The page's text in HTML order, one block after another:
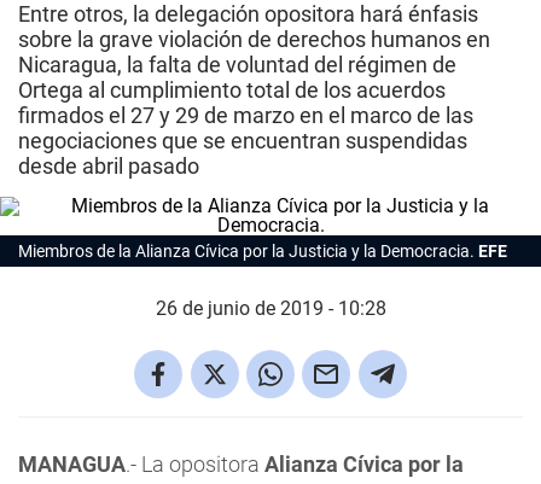
Entre otros, la delegación opositora hará énfasis
sobre la grave violación de derechos humanos en
Nicaragua, la falta de voluntad del régimen de
Ortega al cumplimiento total de los acuerdos
firmados el 27 y 29 de marzo en el marco de las
negociaciones que se encuentran suspendidas
desde abril pasado
Miembros de la Alianza Cívica por la Justicia y la Democracia. EFE
26 de junio de 2019 - 10:28
MANAGUA.- La opositora Alianza Cívica por la